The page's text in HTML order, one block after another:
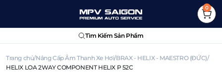
0
Tìm Kiếm Sản Phẩm
Trang chủ Nâng Cấp Âm Thanh Xe Hơi BRAX - HELIX - MAESTRO (ĐỨC)
HELIX LOA 2WAY COMPONENT HELIX P 52C